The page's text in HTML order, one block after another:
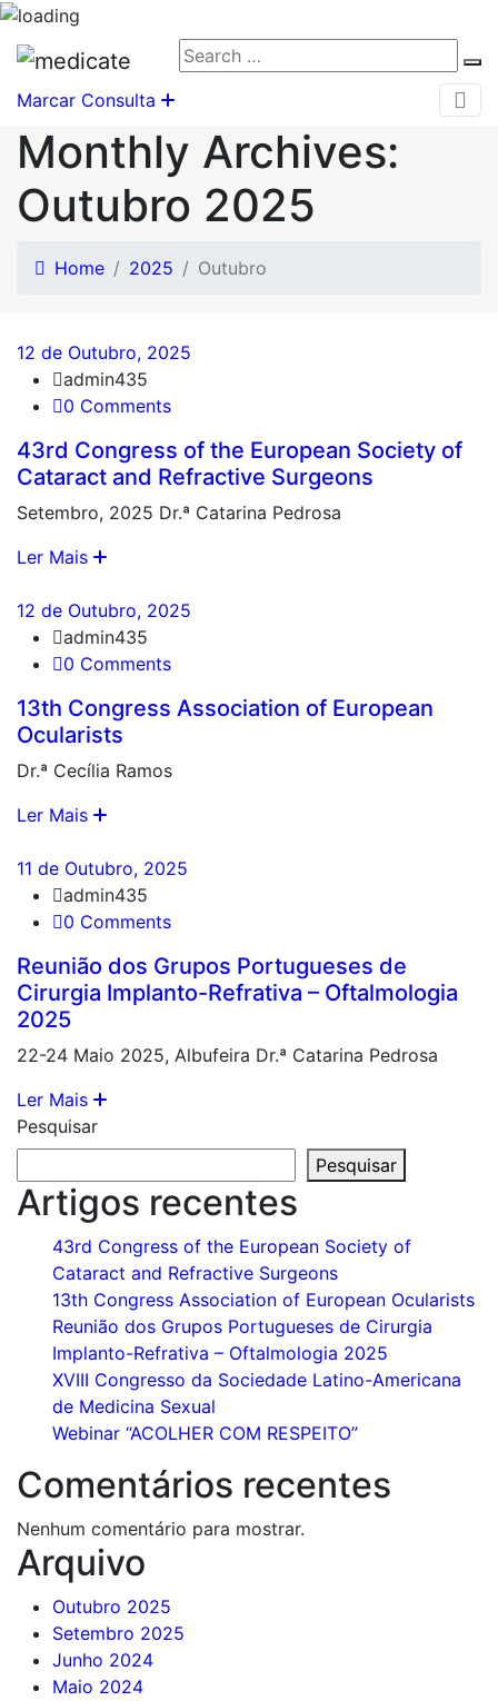
Search
for:
Marcar Consulta
Monthly Archives:
Outubro 2025
Home 2025 Outubro
12 de Outubro, 2025
admin435
0 Comments
43rd Congress of the European Society of
Cataract and Refractive Surgeons
Setembro, 2025 Dr.ª Catarina Pedrosa
Ler Mais
12 de Outubro, 2025
admin435
0 Comments
13th Congress Association of European
Ocularists
Dr.ª Cecília Ramos
Ler Mais
11 de Outubro, 2025
admin435
0 Comments
Reunião dos Grupos Portugueses de
Cirurgia Implanto-Refrativa – Oftalmologia
2025
22-24 Maio 2025, Albufeira Dr.ª Catarina Pedrosa
Ler Mais
Pesquisar
Pesquisar
Artigos recentes
43rd Congress of the European Society of
Cataract and Refractive Surgeons
13th Congress Association of European Ocularists
Reunião dos Grupos Portugueses de Cirurgia
Implanto-Refrativa – Oftalmologia 2025
XVIII Congresso da Sociedade Latino-Americana
de Medicina Sexual
Webinar “ACOLHER COM RESPEITO”
Comentários recentes
Nenhum comentário para mostrar.
Arquivo
Outubro 2025
Setembro 2025
Junho 2024
Maio 2024